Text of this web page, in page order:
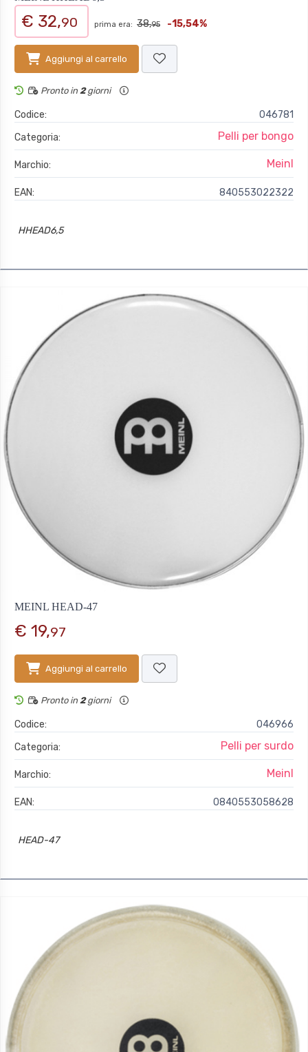
€ 32,90 prima era: 38,95 -15,54%
Aggiungi al carrello
Pronto in 2giorni
Codice:
046781
Categoria:
Pelli per bongo
Marchio: Meinl
EAN: 840553022322
HHEAD6,5
MEINL HEAD-47
€ 19,97
Aggiungi al carrello
Pronto in 2giorni
Codice:
046966
Categoria:
Pelli per surdo
Marchio: Meinl
EAN: 0840553058628
HEAD-47